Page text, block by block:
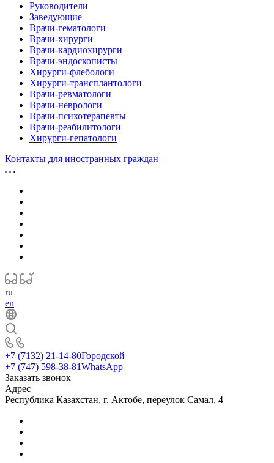
Руководители
Заведующие
Врачи-гематологи
Врачи-хирурги
Врачи-кардиохирурги
Врачи-эндоскописты
Хирурги-флебологи
Хирурги-трансплантологи
Врачи-ревматологи
Врачи-неврологи
Врачи-психотерапевты
Врачи-реабилитологи
Хирурги-гепатологи
Контакты для иностранных граждан
ru
en
+7 (7132) 21-14-80Городской
+7 (747) 598-38-81WhatsApp
Заказать звонок
Адрес
Республика Казахстан, г. Актобе, переулок Самал, 4